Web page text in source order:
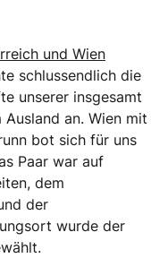
und Wien
schlussendlich die
unserer insgesamt
an. Wien mit
bot sich für uns
Paar war auf
dem
der
wurde der